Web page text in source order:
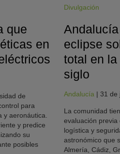
que
en
de
para
y aeronáutica.
y predice
su
posibles
Divulgación
eclipse
total en
siglo
Andalucía | 31 de
La comunidad
evaluación
logística y
astronómico que
Almería, Cádiz,